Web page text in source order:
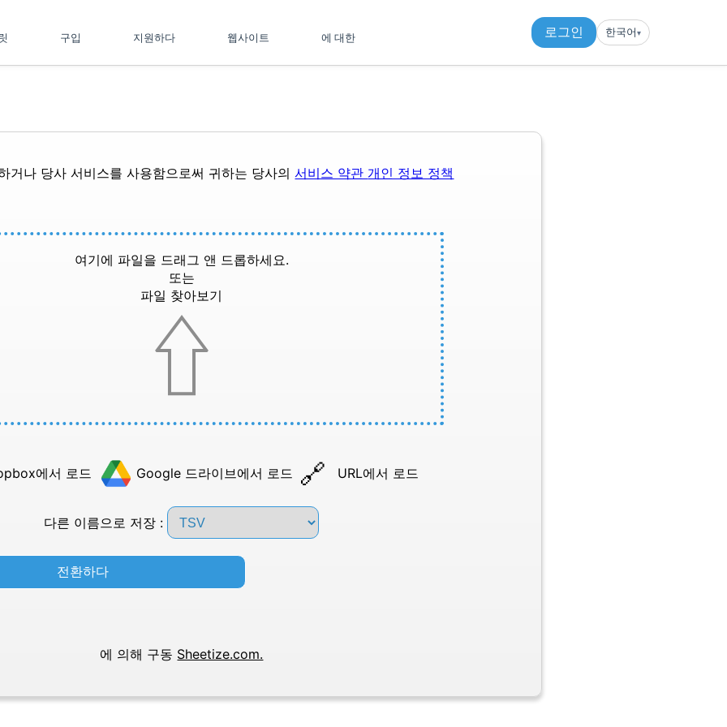
구입 지원하다 웹사이트 에 대한 로그인 한국어▾︎
거나 당사 서비스를 사용함으로써 귀하는 당사의서비스 약관개인 정보 정책
여기에 파일을 드래그 앤 드롭하세요.
또는
파일 찾아보기
에서 로드 Google 드라이브에서 로드 URL에서 로드
다른 이름으로 저장 :
전환하다
에 의해 구동 Sheetize.com.